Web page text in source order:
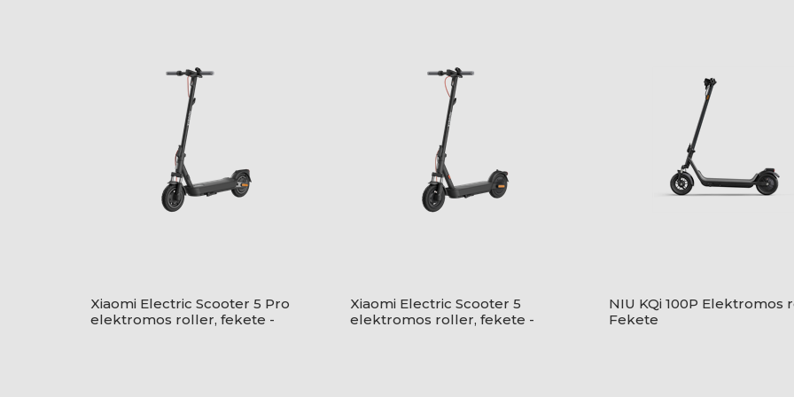
Xiaomi Electric Scooter 5 Pro
elektromos roller, fekete -
Xiaomi Electric Scooter 5
elektromos roller, fekete -
NIU KQi 100P Elektromos
Fekete